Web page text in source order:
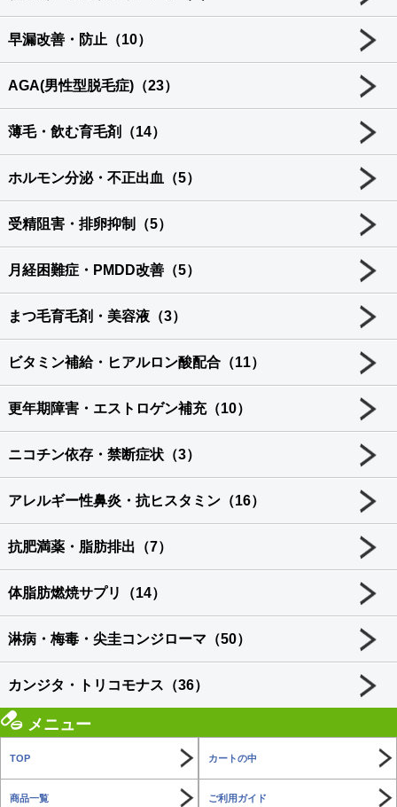
早漏改善・防止（10）
AGA(男性型脱毛症)（23）
薄毛・飲む育毛剤（14）
ホルモン分泌・不正出血（5）
受精阻害・排卵抑制（5）
月経困難症・PMDD改善（5）
まつ毛育毛剤・美容液（3）
ビタミン補給・ヒアルロン酸配合（11）
更年期障害・エストロゲン補充（10）
ニコチン依存・禁断症状（3）
アレルギー性鼻炎・抗ヒスタミン（16）
抗肥満薬・脂肪排出（7）
体脂肪燃焼サプリ（14）
淋病・梅毒・尖圭コンジローマ（50）
カンジタ・トリコモナス（36）
メニュー
TOP カートの中
商品一覧 ご利用ガイド